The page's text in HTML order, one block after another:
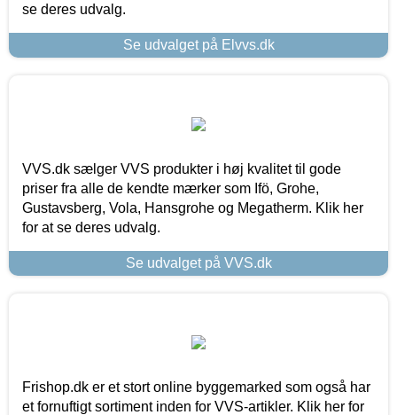
se deres udvalg.
Se udvalget på Elvvs.dk
VVS.dk sælger VVS produkter i høj kvalitet til gode
priser fra alle de kendte mærker som Ifö, Grohe,
Gustavsberg, Vola, Hansgrohe og Megatherm. Klik her
for at se deres udvalg.
Se udvalget på VVS.dk
Frishop.dk er et stort online byggemarked som også har
et fornuftigt sortiment inden for VVS-artikler. Klik her for